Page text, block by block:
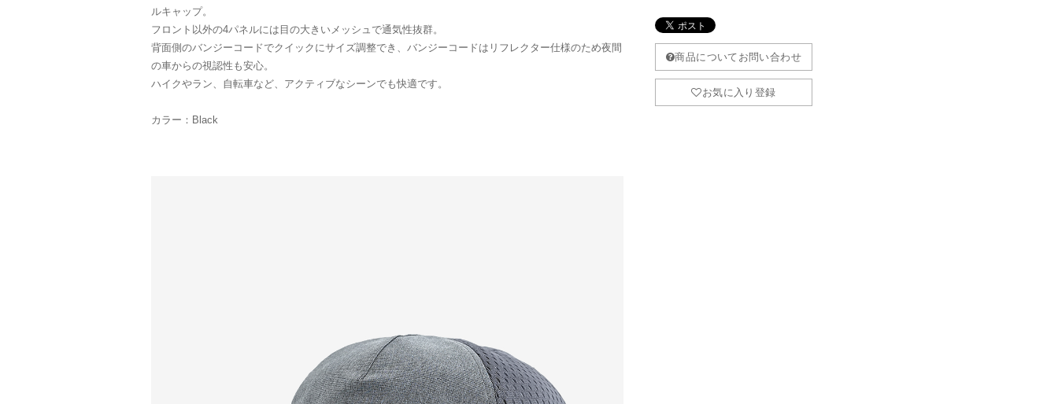
ルキャップ。
フロント以外の4パネルには目の大きいメッシュで通気性抜群。
背面側のバンジーコードでクイックにサイズ調整でき、バンジーコードはリフレクター仕様のため夜間
の車からの視認性も安心。
ハイクやラン、自転車など、アクティブなシーンでも快適です。
カラー：Black